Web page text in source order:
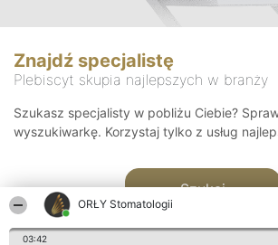
ORŁY Stomatologii
03:42
Znajdź specjalistę
Plebiscyt skupia najlepszych w branży
Szukasz specjalisty w pobliżu Ciebie?
wyszukiwarkę. Korzystaj tylko z usług
Szukaj